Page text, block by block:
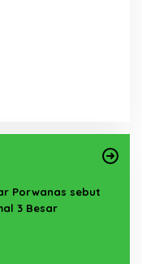
Porwanas sebut
3 Besar